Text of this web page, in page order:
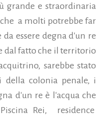
grande e straordinaria
a molti potrebbe far
essere degna d'un re
dal fatto che il territorio
sarebbe stato
colonia penale, i
d'un re è l'acqua che
Rei, residence